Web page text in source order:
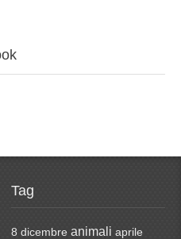
Tag
8 dicembre animali aprile